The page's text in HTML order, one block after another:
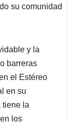
su comunidad
y la
barreras
el Estéreo
en su
tiene la
los